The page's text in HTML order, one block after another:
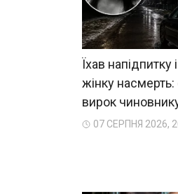
Їхав напідпитку
жінку
вирок
07 СЕРПНЯ 2026,